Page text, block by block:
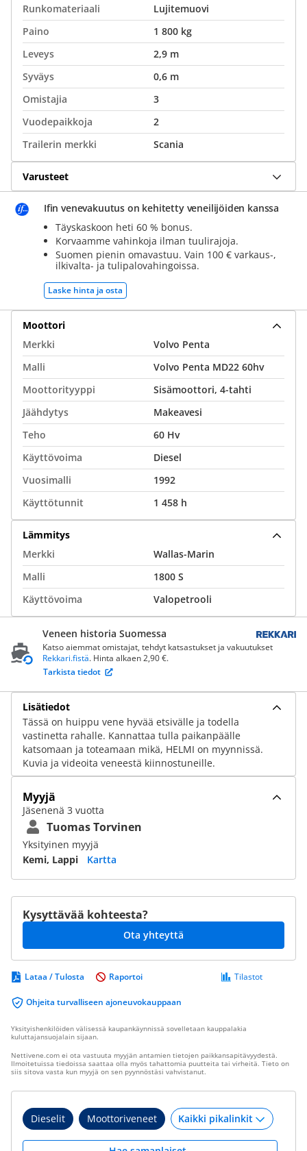
Runkomateriaali
Lujitemuovi
Paino
1 800 kg
Leveys
2,9 m
Syväys
0,6 m
Omistajia
3
Vuodepaikkoja
2
Trailerin merkki
Scania
Varusteet
Ifin venevakuutus on kehitetty veneilijöiden kanssa
Täyskaskoon heti 60 % bonus.
Korvaamme vahinkoja ilman tuulirajoja.
Suomen pienin omavastuu. Vain 100 € varkaus-,
ilkivalta- ja tulipalovahingoissa.
Laske hinta ja osta
Moottori
Merkki
Volvo Penta
Malli
Volvo Penta MD22 60hv
Moottorityyppi
Sisämoottori, 4-tahti
Jäähdytys
Makeavesi
Teho
60 Hv
Käyttövoima
Diesel
Vuosimalli
1992
Käyttötunnit
1 458 h
Lämmitys
Merkki
Wallas-Marin
Malli
1800 S
Käyttövoima
Valopetrooli
Veneen historia Suomessa
Katso aiemmat omistajat, tehdyt katsastukset ja vakuutukset
Rekkari.fistä. Hinta alkaen 2,90 €.
Tarkista tiedot
Lisätiedot
Tässä on huippu vene hyvää etsivälle ja todella
vastinetta rahalle. Kannattaa tulla paikanpäälle
katsomaan ja toteamaan mikä, HELMI on myynnissä.
Kuvia ja videoita veneestä kiinnostuneille.
Myyjä
Jäsenenä 3 vuotta
Tuomas Torvinen
Yksityinen myyjä
Kemi, Lappi
Kartta
Kysyttävää kohteesta?
Ota yhteyttä
Lataa / Tulosta
Ohjeita turvalliseen ajoneuvokauppaan
Tilastot
Raportoi
Yksityishenkilöiden välisessä kaupankäynnissä sovelletaan kauppalakia
kuluttajansuojalain sijaan.
Nettivene.com ei ota vastuuta myyjän antamien tietojen paikkansapitävyydestä.
Ilmoitetuissa tiedoissa saattaa olla myös tahattomia puutteita tai virheitä. Tieto on
siis sitova vasta kun myyjä on sen pyynnöstäsi vahvistanut.
Dieselit Moottoriveneet